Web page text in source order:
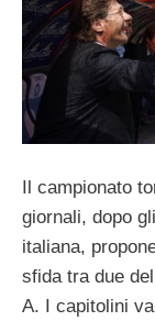
Il campionato
giornali, dopo
italiana,
sfida tra due
A. I capitolini